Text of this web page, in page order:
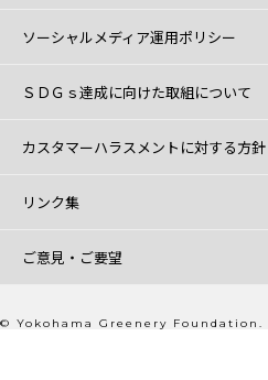
ソーシャルメディア運用ポリシー
ＳＤＧｓ達成に向けた取組について
カスタマーハラスメントに対する方針
リンク集
ご意見・ご要望
© Yokohama Greenery